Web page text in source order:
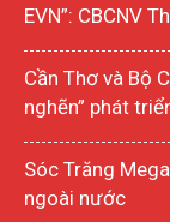
EVN”: CBCNV
Cần Thơ và Bộ
nghẽn” phát
Sóc Trăng
ngoài nước